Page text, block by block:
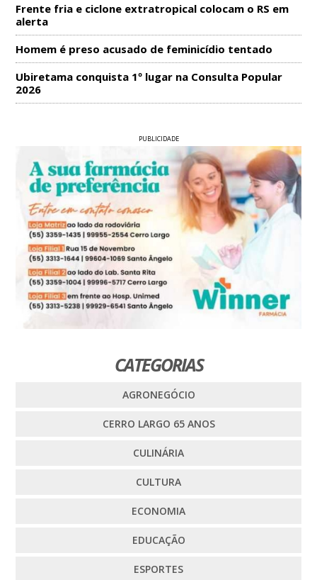
Frente fria e ciclone extratropical colocam o RS em
alerta
Homem é preso acusado de feminicídio tentado
Ubiretama conquista 1º lugar na Consulta Popular
2026
PUBLICIDADE
CATEGORIAS
AGRONEGÓCIO
CERRO LARGO 65 ANOS
CULINÁRIA
CULTURA
ECONOMIA
EDUCAÇÃO
ESPORTES